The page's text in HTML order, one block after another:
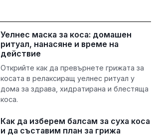
Уелнес маска за коса: домашен
ритуал, нанасяне и време на
действие
Открийте как да превърнете грижата за
косата в релаксиращ уелнес ритуал у
дома за здрава, хидратирана и блестяща
коса.
Как да изберем балсам за суха коса
и да съставим план за грижа